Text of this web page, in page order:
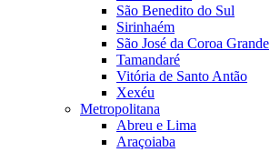
São Benedito do Sul
Sirinhaém
São José da Coroa Grande
Tamandaré
Vitória de Santo Antão
Xexéu
Metropolitana
Abreu e Lima
Araçoiaba